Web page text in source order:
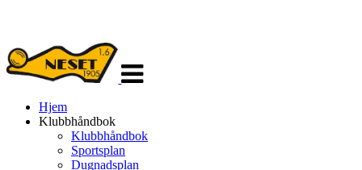
navigasjon
Hjem
Klubbhåndbok
Klubbhåndbok
Sportsplan
Dugnadsplan